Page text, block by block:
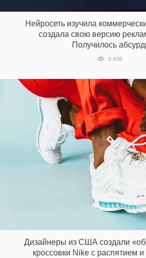
Нейросеть изучила
создала свою версию
Получилось
3 830
Дизайнеры из США создали
кроссовки Nike с распятием